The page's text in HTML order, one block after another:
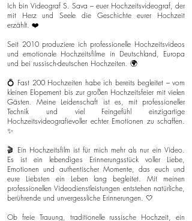
Ich bin Videograf S. Sava – euer Hochzeitsvideograf, der
mit Herz und Seele die Geschichte eurer Hochzeit
erzählt. ❤️
Seit 2010 produziere ich professionelle Hochzeitsvideos
und emotionale Hochzeitsfilme in Deutschland, Europa
und bei russisch-deutschen Hochzeiten. 🌍
💍 Fast 200 Hochzeiten habe ich bereits begleitet – vom
kleinen Elopement bis zur großen Hochzeitsfeier mit vielen
Gästen. Meine Leidenschaft ist es, mit professioneller
Technik und viel Feingefühl einzigartige
Hochzeitsvideografievoller echter Emotionen zu schaffen.
✨
🎬 Ein Hochzeitsfilm ist für mich mehr als nur ein Video.
Es ist ein lebendiges Erinnerungsstück voller Liebe,
Emotionen und authentischer Momente, das euch und
eure Liebsten ein Leben lang begleitet. Mit meinen
professionellen Videodienstleistungen entstehen natürliche,
berührende und unvergessliche Erinnerungen. 🤍
Ob freie Trauung, traditionelle russische Hochzeit, ein